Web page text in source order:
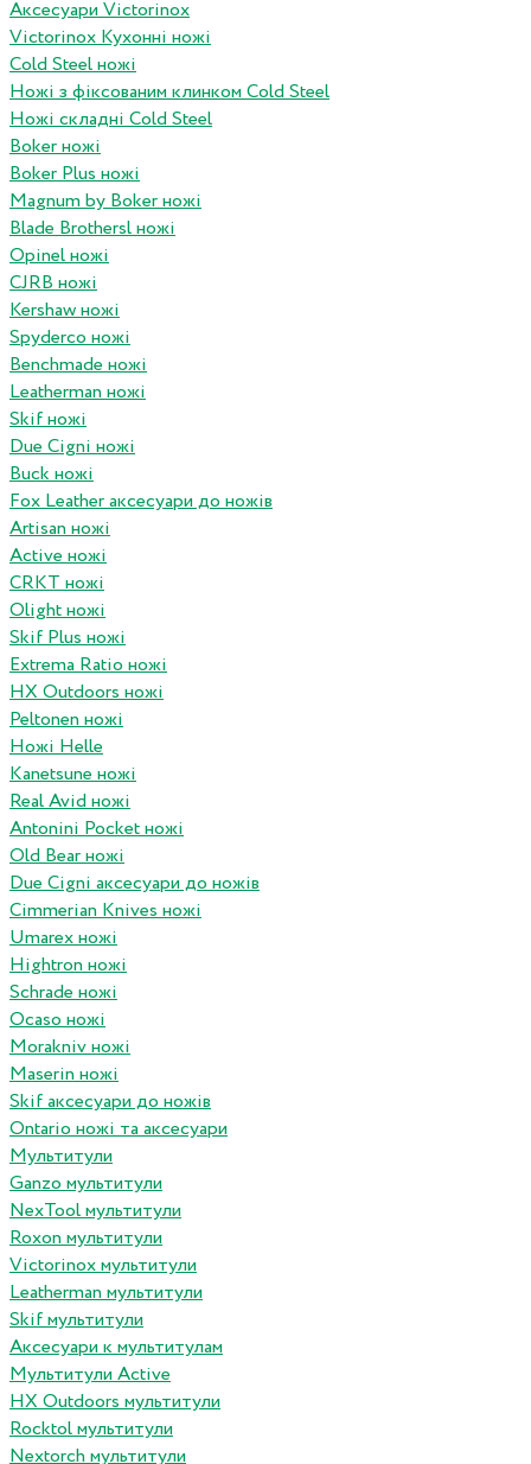
Аксесуари Victorinox
Victorinox Кухонні ножі
Cold Steel ножі
Ножі з фіксованим клинком Cold Steel
Ножі складні Cold Steel
Boker ножі
Boker Plus ножі
Magnum by Boker ножі
Blade Brothersl ножі
Opinel ножі
CJRB ножі
Kershaw ножі
Spyderco ножі
Benchmade ножі
Leatherman ножі
Skif ножі
Due Cigni ножі
Buck ножі
Fox Leather аксесуари до ножів
Artisan ножі
Active ножі
CRKT ножі
Olight ножі
Skif Plus ножі
Extrema Ratio ножі
HX Outdoors ножі
Peltonen ножі
Ножі Helle
Kanetsune ножі
Real Avid ножі
Antonini Pocket ножі
Old Bear ножі
Due Cigni аксесуари до ножів
Cimmerian Knives ножі
Umarex ножі
Hightron ножі
Schrade ножі
Ocaso ножі
Morakniv ножі
Maserin ножі
Skif аксесуари до ножів
Ontario ножі та аксесуари
Мультитули
Ganzo мультитули
NexTool мультитули
Roxon мультитули
Victorinox мультитули
Leatherman мультитули
Skif мультитули
Аксесуари к мультитулам
Мультитули Active
HX Outdoors мультитули
Rocktol мультитули
Nextorch мультитули